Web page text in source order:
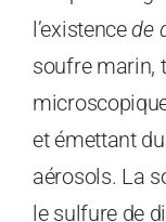
l’existencede
soufre marin,
et émettant
aérosols. La
le sulfure de